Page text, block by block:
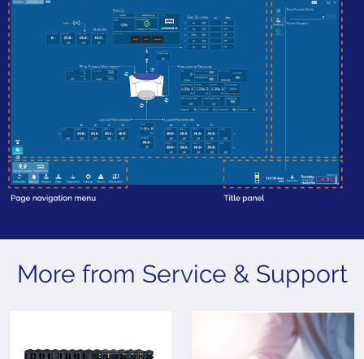
More from Service & Support
The X20 Control System
Take a look at our Self